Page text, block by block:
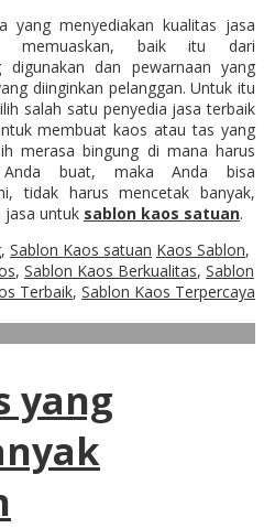
yang menyediakan kualitas jasa
memuaskan, baik itu dari
digunakan dan pewarnaan yang
diinginkan pelanggan. Untuk itu
salah satu penyedia jasa terbaik
membuat kaos atau tas yang
merasa bingung di mana harus
Anda buat, maka Anda bisa
tidak harus mencetak banyak,
jasa untuk sablon kaos satuan.
, Sablon Kaos satuan Kaos Sablon,
, Sablon Kaos Berkualitas, Sablon
Terbaik, Sablon Kaos Terpercaya
yang